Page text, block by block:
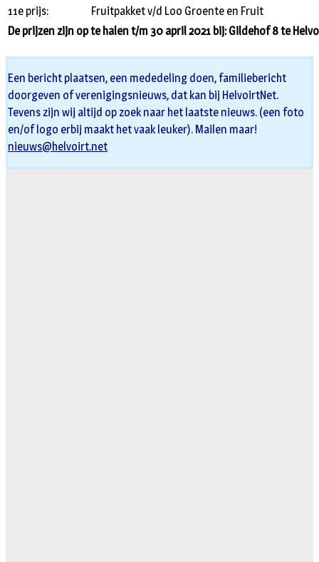
11e prijs:
Fruitpakket v/d Loo Groente en Fruit
De prijzen zijn op te halen t/m 30 april 2021 bij: Gildehof 8 te
Een bericht plaatsen, een mededeling doen, familiebericht
doorgeven of verenigingsnieuws, dat kan bij HelvoirtNet.
Tevens zijn wij altijd op zoek naar het laatste nieuws. (een foto
en/of logo erbij maakt het vaak leuker). Mailen maar!
nieuws@helvoirt.net